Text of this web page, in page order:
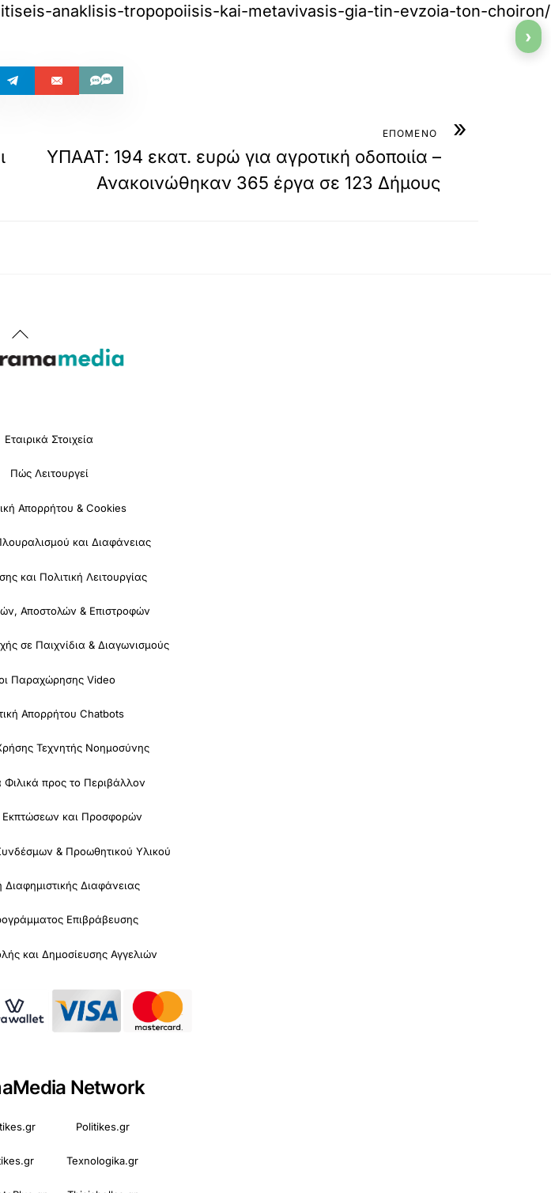
anaklisis-tropopoiisis-kai-metavivasis-gia-tin-evzoia-ton-choiron/
»
ΕΠΟΜΕΝΟ
ΥΠΑΑΤ: 194 εκατ. ευρώ για αγροτική οδοποιία –
Ανακοινώθηκαν 365 έργα σε 123 Δήμους
Back
To
Εταιρικά Στοιχεία
Πώς Λειτουργεί
Απορρήτου & Cookies
και Διαφάνειας
και Πολιτική Λειτουργίας
Αποστολών & Επιστροφών
σε Παιχνίδια & Διαγωνισμούς
Παραχώρησης Video
Απορρήτου Chatbots
Τεχνητής Νοημοσύνης
Φιλικά προς το Περιβάλλον
Εκπτώσεων και Προσφορών
& Προωθητικού Υλικού
Διαφημιστικής Διαφάνειας
Επιβράβευσης
και Δημοσίευσης Αγγελιών
Network
Politikes.gr
Texnologika.gr
›